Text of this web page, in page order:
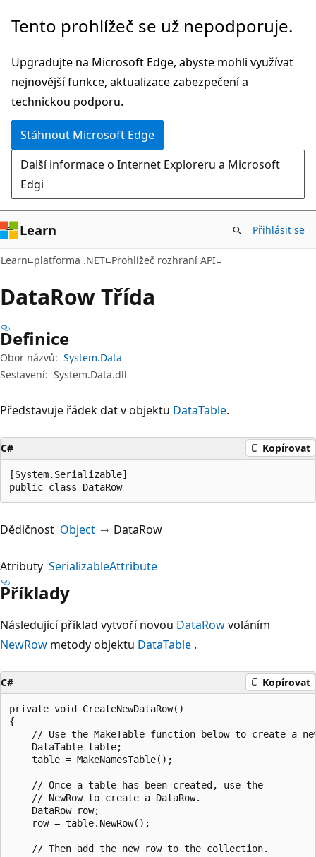
Přeskočit
hlavní
obsah
Přeskočit
navigaci
na
stránce
Tento prohlížeč se už nepodporuje.
Upgradujte na Microsoft Edge, abyste mohli využívat
nejnovější funkce, aktualizace zabezpečení a
technickou podporu.
Stáhnout Microsoft Edge
Další informace o Internet Exploreru a Microsoft
Edgi
Learn Přihlásit se
Learn platforma .NET Prohlížeč rozhraní API
DataRow Třída
Definice
Obor názvů: System.Data
Sestavení: System.Data.dll
Představuje řádek dat v objektu DataTable.
C# Kopírovat
[System.Serializable]
public class DataRow
Dědičnost Object DataRow
Atributy SerializableAttribute
Příklady
Následující příklad vytvoří novou DataRowvoláním
NewRow metody objektu DataTable .
C# Kopírovat
private void CreateNewDataRow()
{
// Use the MakeTable function below to create a
    DataTable table;
    table = MakeNamesTable();
    // Once a table has been created, use the
    // NewRow to create a DataRow.
    DataRow row;
    row = table.NewRow();
    // Then add the new row to the collection.